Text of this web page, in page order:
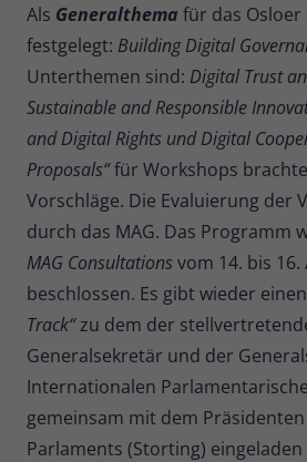
Als Generalthema für das Osloer
festgelegt: Building Digital
Unterthemen sind: Digital Trust
Sustainable and Responsible
and Digital Rights und Digital
Proposals“für Workshops
Vorschläge. Die Evaluierung der
durch das MAG. Das Programm
MAG Consultations vom 14. bis
beschlossen. Es gibt wieder
Track“zu dem der
Generalsekretär und der
Internationalen
gemeinsam mit dem
Parlaments (Storting) eingeladen